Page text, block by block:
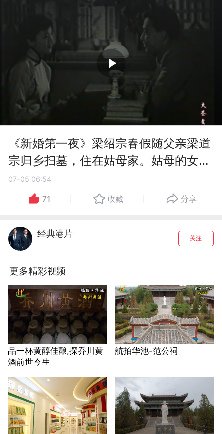
《新婚第一夜》梁绍宗春假随父亲梁道
宗归乡扫墓，住在姑母家。姑母的女儿
和他是青梅竹马，一见面分外高兴
07-05 06:54
71 收藏 分享
经典港片 关注
更多精彩视频
品一杯黄醇佳酿,探乔川黄
酒前世今生
航拍华池-范公祠